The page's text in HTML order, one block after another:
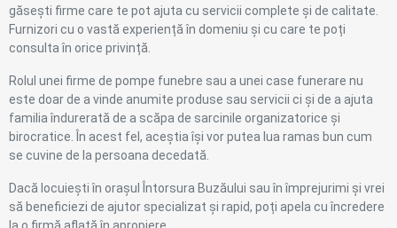
găsești firme care te pot ajuta cu servicii complete și de calitate.
Furnizori cu o vastă experiență în domeniu și cu care te poți
consulta în orice privință.
Rolul unei firme de pompe funebre sau a unei case funerare nu
este doar de a vinde anumite produse sau servicii ci și de a ajuta
familia îndurerată de a scăpa de sarcinile organizatorice și
birocratice. În acest fel, aceștia își vor putea lua ramas bun cum
se cuvine de la persoana decedată.
Dacă locuiești în orașul Întorsura Buzăului sau în împrejurimi și vrei
să beneficiezi de ajutor specializat și rapid, poți apela cu încredere
la o firmă aflată în apropiere.